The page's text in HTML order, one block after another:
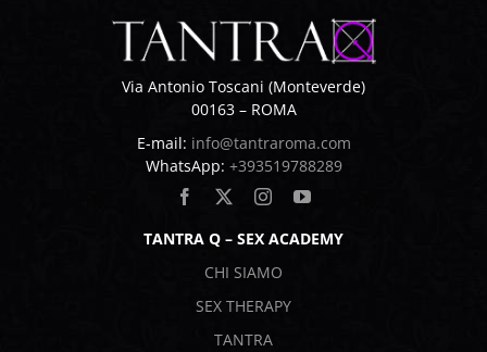
Via Antonio Toscani (Monteverde)
00163 – ROMA
E-mail: info@tantraroma.com
WhatsApp: +393519788289
TANTRA Q – SEX ACADEMY
CHI SIAMO
SEX THERAPY
TANTRA